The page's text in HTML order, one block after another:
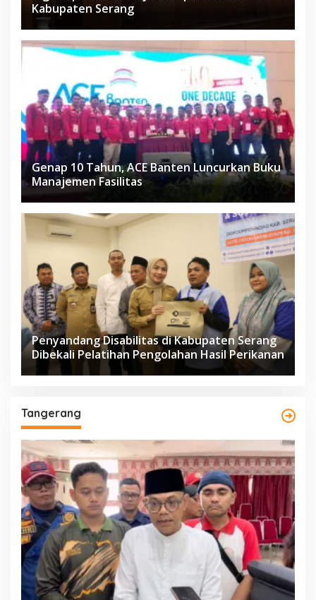
Kabupaten Serang
Genap 10 Tahun, ACE Banten Luncurkan Buku
Manajemen Fasilitas
Penyandang Disabilitas di Kabupaten Serang
Dibekali Pelatihan Pengolahan Hasil Perikanan
Tangerang